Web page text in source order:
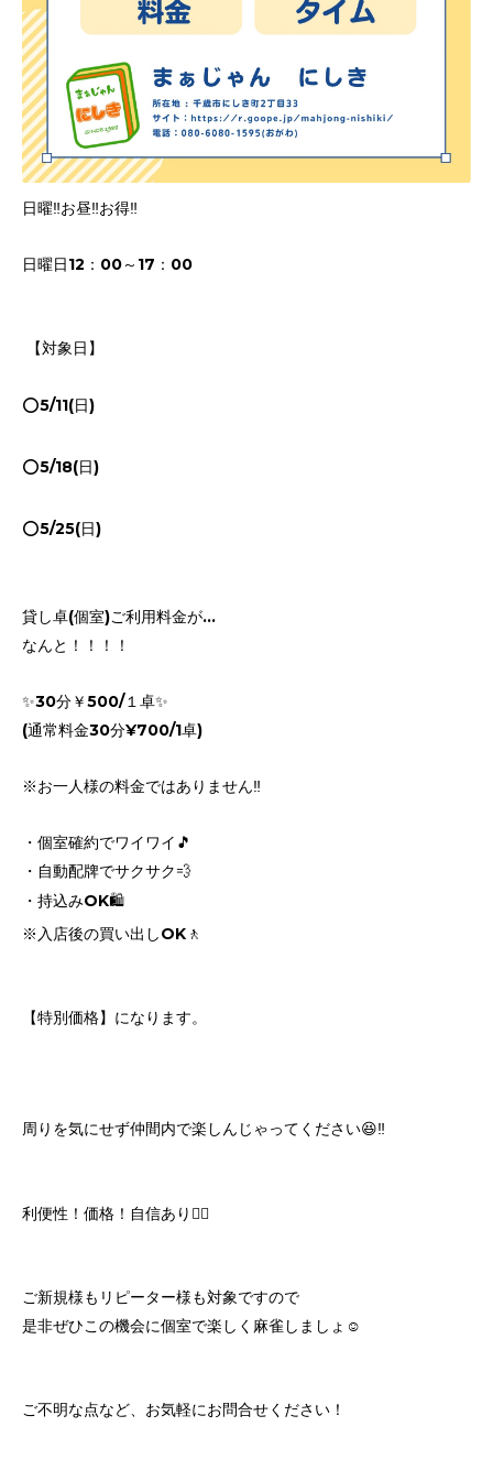
日曜‼️お昼‼️お得‼️
日曜日12：00～17：00
【対象日】
⭕️5/11(日)
⭕️5/18(日)
⭕️5/25(日)
貸し卓(個室)ご利用料金が…
なんと！！！！
✨30分￥500/１卓✨
(通常料金30分¥700/1卓)
※お一人様の料金ではありません‼️
・個室確約でワイワイ🎵
・自動配牌でサクサク💨
・持込みOK🛍️
※入店後の買い出しOK🚶
【特別価格】になります。
周りを気にせず仲間内で楽しんじゃってください😆‼️
利便性！価格！自信あり🙆‍♀️
ご新規様もリピーター様も対象ですので
是非ぜひこの機会に個室で楽しく麻雀しましょ☺️
ご不明な点など、お気軽にお問合せください！